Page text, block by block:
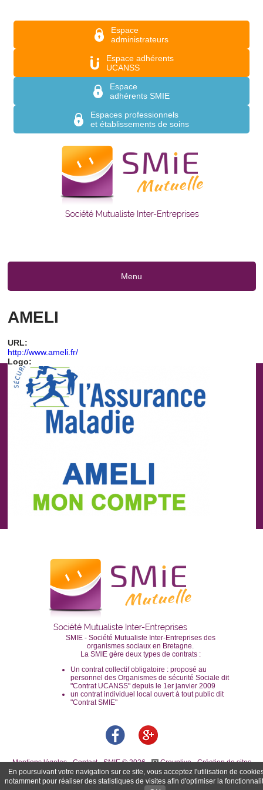
Aller au contenu principal
Espace
administrateurs
Espace adhérents
UCANSS
Espace
adhérents SMIE
Espaces professionnels
et établissements de soins
Menu
AMELI
URL:
http://www.ameli.fr/
Logo:
SMIE - Société Mutualiste Inter-Entreprises des
organismes sociaux en Bretagne.
La SMIE gère deux types de contrats :
Un contrat collectif obligatoire : proposé au
personnel des Organismes de sécurité Sociale dit
"Contrat UCANSS" depuis le 1er janvier 2009
un contrat individuel local ouvert à tout public dit
"Contrat SMIE"
Mentions légales-Contact- SMIE © 2026 -
Grouplive - Création de sites
Internet
En poursuivant votre navigation sur ce site, vous acceptez l'utilisation de
notamment pour réaliser des statistiques de visites afin d'optimiser la